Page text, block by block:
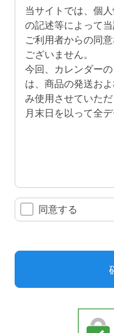
当サイトでは、個
の記述等によって
ご利用者からの同
ございません。
今回、カレンダー
は、商品の発送お
み使用させていた
月末日を以って全
同意する